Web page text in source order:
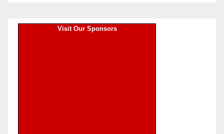
Visit Our Sponsors